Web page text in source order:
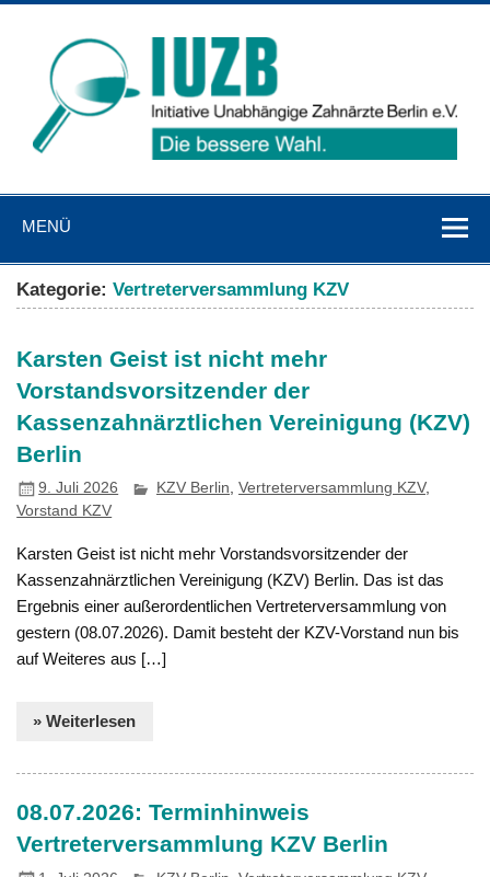
Zum
MENÜ
Kategorie:Vertreterversammlung KZV
Karsten Geist ist nicht mehr
Vorstandsvorsitzender der
Kassenzahnärztlichen Vereinigung (KZV)
Berlin
9. Juli 2026 KZV Berlin,Vertreterversammlung KZV,
Vorstand KZV
Karsten Geist ist nicht mehr Vorstandsvorsitzender der
Kassenzahnärztlichen Vereinigung (KZV) Berlin. Das ist das
Ergebnis einer außerordentlichen Vertreterversammlung von
gestern (08.07.2026). Damit besteht der KZV-Vorstand nun bis
auf Weiteres aus […]
» Weiterlesen
08.07.2026: Terminhinweis
Vertreterversammlung KZV Berlin